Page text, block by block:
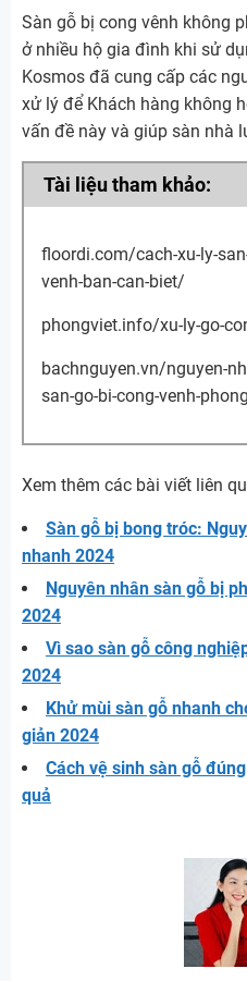
Sàn gỗ bị cong vênh không
ở nhiều hộ gia đình khi sử
Kosmos đã cung cấp các
xử lý để Khách hàng không
vấn đề này và giúp sàn nhà
Tài liệu tham khảo:
floordi.com/cach-xu-ly-
venh-ban-can-biet/
phongviet.info/xu-ly-go-
bachnguyen.vn/nguyen-
san-go-bi-cong-venh-
Xem thêm các bài viết liên
Sàn gỗ bị bong tróc:
nhanh 2024
Nguyên nhân sàn gỗ bị
2024
Vì sao sàn gỗ công
2024
Khử mùi sàn gỗ nhanh
giản 2024
Cách vệ sinh sàn gỗ
quả